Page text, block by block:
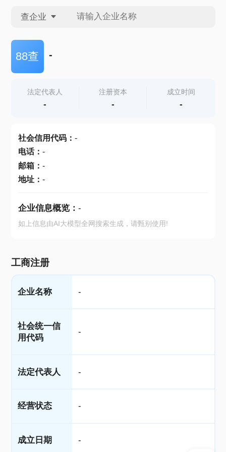
查企业
查企业
查产地
88查 -
法定代表人
-
注册资本
-
成立时间
-
社会信用代码： -
电话： -
邮箱： -
地址： -
企业信息概览： -
如上信息由AI大模型全网搜索生成，请甄别使用!
工商注册
企业名称 -
社会统一信
用代码
-
法定代表人 -
经营状态 -
成立日期 -